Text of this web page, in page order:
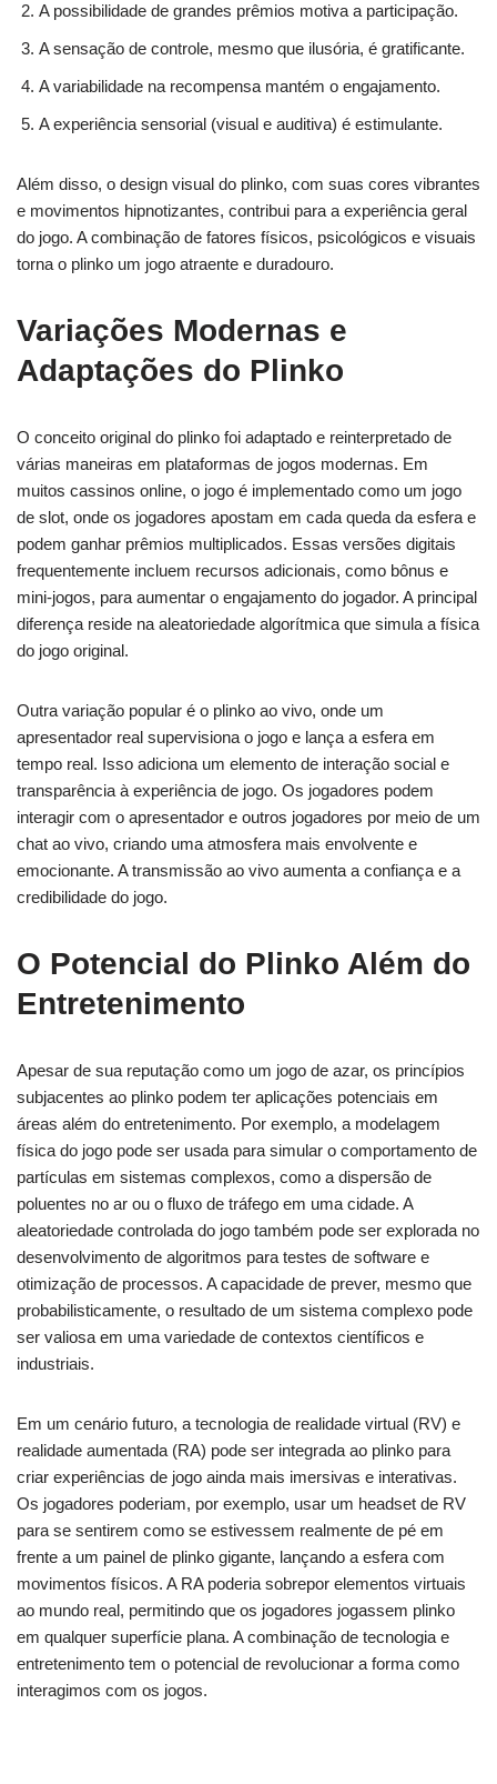
A possibilidade de grandes prêmios motiva a participação.
A sensação de controle, mesmo que ilusória, é gratificante.
A variabilidade na recompensa mantém o engajamento.
A experiência sensorial (visual e auditiva) é estimulante.
Além disso, o design visual do plinko, com suas cores vibrantes
e movimentos hipnotizantes, contribui para a experiência geral
do jogo. A combinação de fatores físicos, psicológicos e visuais
torna o plinko um jogo atraente e duradouro.
Variações Modernas e
Adaptações do Plinko
O conceito original do plinko foi adaptado e reinterpretado de
várias maneiras em plataformas de jogos modernas. Em
muitos cassinos online, o jogo é implementado como um jogo
de slot, onde os jogadores apostam em cada queda da esfera e
podem ganhar prêmios multiplicados. Essas versões digitais
frequentemente incluem recursos adicionais, como bônus e
mini-jogos, para aumentar o engajamento do jogador. A principal
diferença reside na aleatoriedade algorítmica que simula a física
do jogo original.
Outra variação popular é o plinko ao vivo, onde um
apresentador real supervisiona o jogo e lança a esfera em
tempo real. Isso adiciona um elemento de interação social e
transparência à experiência de jogo. Os jogadores podem
interagir com o apresentador e outros jogadores por meio de um
chat ao vivo, criando uma atmosfera mais envolvente e
emocionante. A transmissão ao vivo aumenta a confiança e a
credibilidade do jogo.
O Potencial do Plinko Além do
Entretenimento
Apesar de sua reputação como um jogo de azar, os princípios
subjacentes ao plinko podem ter aplicações potenciais em
áreas além do entretenimento. Por exemplo, a modelagem
física do jogo pode ser usada para simular o comportamento de
partículas em sistemas complexos, como a dispersão de
poluentes no ar ou o fluxo de tráfego em uma cidade. A
aleatoriedade controlada do jogo também pode ser explorada no
desenvolvimento de algoritmos para testes de software e
otimização de processos. A capacidade de prever, mesmo que
probabilisticamente, o resultado de um sistema complexo pode
ser valiosa em uma variedade de contextos científicos e
industriais.
Em um cenário futuro, a tecnologia de realidade virtual (RV) e
realidade aumentada (RA) pode ser integrada ao plinko para
criar experiências de jogo ainda mais imersivas e interativas.
Os jogadores poderiam, por exemplo, usar um headset de RV
para se sentirem como se estivessem realmente de pé em
frente a um painel de plinko gigante, lançando a esfera com
movimentos físicos. A RA poderia sobrepor elementos virtuais
ao mundo real, permitindo que os jogadores jogassem plinko
em qualquer superfície plana. A combinação de tecnologia e
entretenimento tem o potencial de revolucionar a forma como
interagimos com os jogos.